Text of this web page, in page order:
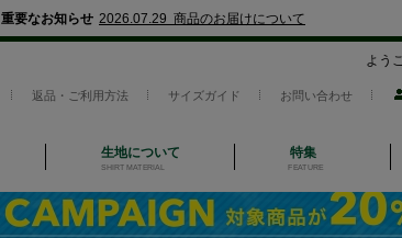
重要なお知らせ 2026.07.29 商品のお届けについて
よう
返品・ご利用方法 サイズガイド お問い合わせ
生地について
SHIRT MATERIAL
特集
FEATURE